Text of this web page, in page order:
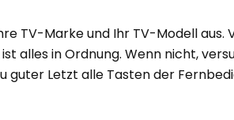
TV-Marke und Ihr TV-Modell aus.
alles in Ordnung. Wenn nicht,
guter Letzt alle Tasten der